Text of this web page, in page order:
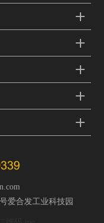
爱合发工业科技园